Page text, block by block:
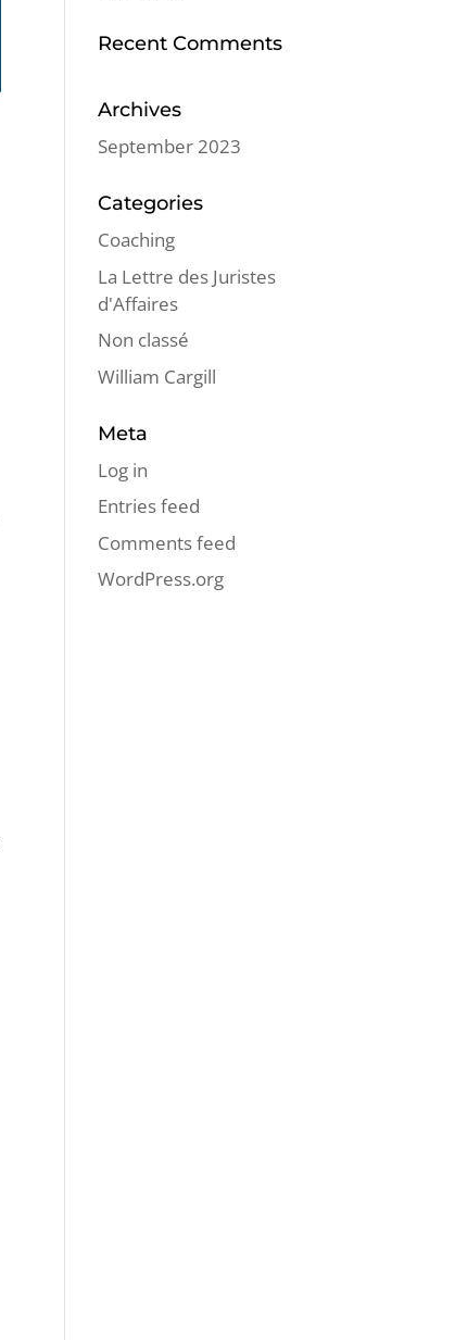
Recent Comments
Archives
September 2023
Categories
Coaching
La Lettre des Juristes
d'Affaires
Non classé
William Cargill
Meta
Log in
Entries feed
Comments feed
WordPress.org